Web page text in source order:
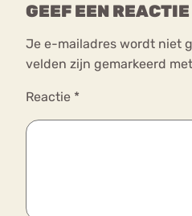
GEEF EEN REACTIE
Je e-mailadres wordt niet
velden zijn gemarkeerd met
Reactie *